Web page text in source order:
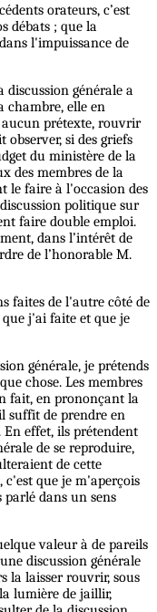
orateurs, c’est
débats ; que la
l'impuissance de
discussion générale a
chambre, elle en
prétexte, rouvrir
si des griefs
du ministère de la
des membres de la
le faire à l'occasion des
politique sur
faire double emploi.
dans l’intérêt de
de l’honorable M.
faites de l'autre côté de
j'ai faite et que je
générale, je prétends
chose. Les membres
fait, en prononçant la
suffit de prendre en
effet, ils prétendent
de se reproduire,
de cette
que je m'aperçois
dans un sens
valeur à de pareils
discussion générale
la laisser rouvrir, sous
lumière de jaillir,